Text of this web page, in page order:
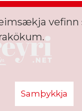
Samþykkja